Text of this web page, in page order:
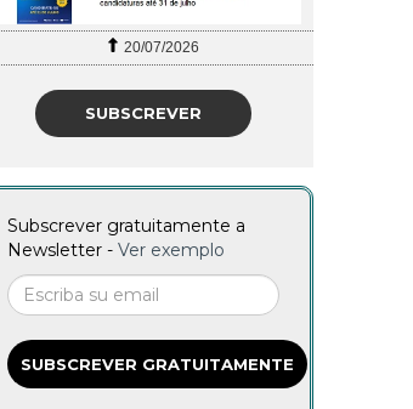
20/07/2026
SUBSCREVER
Subscrever gratuitamente a
Newsletter - Ver exemplo
SUBSCREVER GRATUITAMENTE